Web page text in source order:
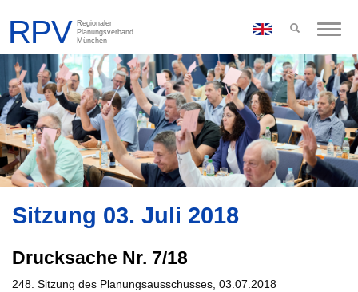
Toggle
Sitzung 03. Juli 2018
Drucksache Nr. 7/18
248. Sitzung des Planungsausschusses, 03.07.2018